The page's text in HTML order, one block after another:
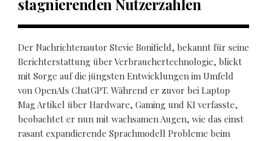
stagnierenden Nutzerzahlen
Der Nachrichtenautor Stevie Bonifield, bekannt für seine
Berichterstattung über Verbrauchertechnologie, blickt
mit Sorge auf die jüngsten Entwicklungen im Umfeld
von OpenAIs ChatGPT. Während er zuvor bei Laptop
Mag Artikel über Hardware, Gaming und KI verfasste,
beobachtet er nun mit wachsamen Augen, wie das einst
rasant expandierende Sprachmodell Probleme beim